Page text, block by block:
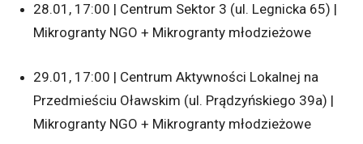
28.01, 17:00 | Centrum Sektor 3 (ul. Legnicka 65) |
Mikrogranty NGO + Mikrogranty młodzieżowe
29.01, 17:00 | Centrum Aktywności Lokalnej na
Przedmieściu Oławskim (ul. Prądzyńskiego 39a) |
Mikrogranty NGO + Mikrogranty młodzieżowe